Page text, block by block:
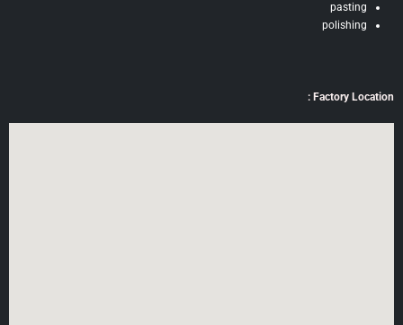
pasting
polishing
Factory Location :